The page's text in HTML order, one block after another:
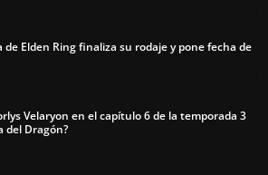
de Elden Ring finaliza su rodaje y pone fecha de
Velaryon en el capítulo 6 de la temporada 3
del Dragón?